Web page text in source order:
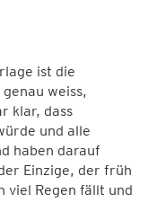
ist die
weiss,
klar, dass
und alle
haben darauf
Einzige, der früh
viel Regen fällt und